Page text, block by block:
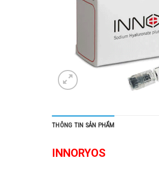
THÔNG TIN SẢN PHẨM
INNORYOS